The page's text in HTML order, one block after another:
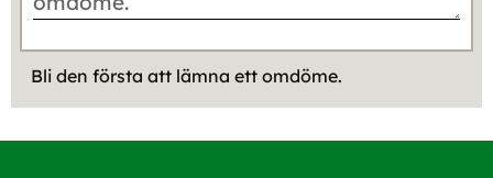
Bli den första att lämna ett omdöme.